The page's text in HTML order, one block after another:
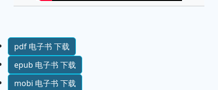
pdf 电子书 下载
epub 电子书 下载
mobi 电子书 下载